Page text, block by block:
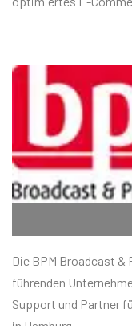
Die BPM Broadcast &
führenden
Support und Partner